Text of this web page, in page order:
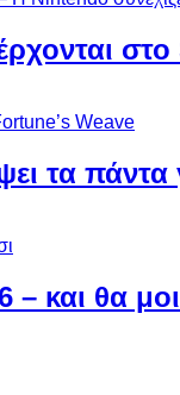
τα πάντα
και θα